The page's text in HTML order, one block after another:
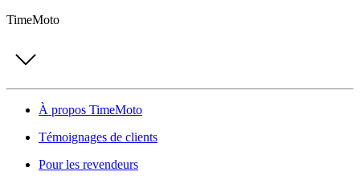
TimeMoto
À propos TimeMoto
Témoignages de clients
Pour les revendeurs